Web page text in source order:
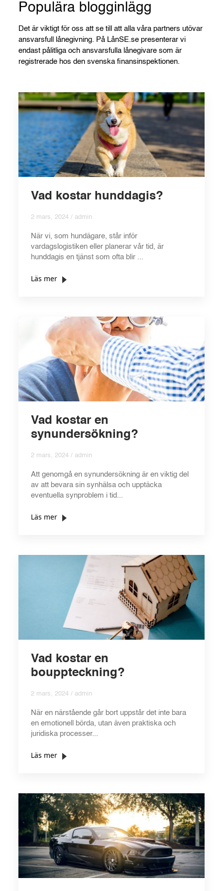
Populära blogginlägg
Det är viktigt för oss att se till att alla våra partners utövar
ansvarsfull lånegivning. På LånSE.se presenterar vi
endast pålitliga och ansvarsfulla lånegivare som är
registrerade hos den svenska finansinspektionen.
Vad kostar hunddagis?
2 mars, 2024 / admin
När vi, som hundägare, står inför
vardagslogistiken eller planerar vår tid, är
hunddagis en tjänst som ofta blir ...
Läs mer
Vad kostar en
synundersökning?
2 mars, 2024 / admin
Att genomgå en synundersökning är en viktig del
av att bevara sin synhälsa och upptäcka
eventuella synproblem i tid...
Läs mer
Vad kostar en
bouppteckning?
2 mars, 2024 / admin
När en närstående går bort uppstår det inte bara
en emotionell börda, utan även praktiska och
juridiska processer...
Läs mer